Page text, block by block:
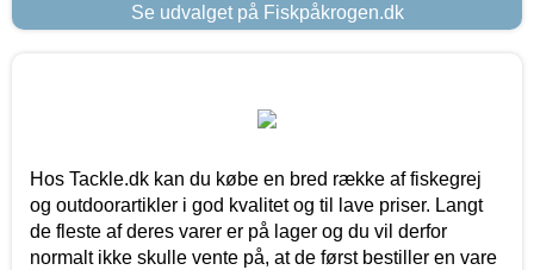
Se udvalget på Fiskpåkrogen.dk
Hos Tackle.dk kan du købe en bred række af fiskegrej
og outdoorartikler i god kvalitet og til lave priser. Langt
de fleste af deres varer er på lager og du vil derfor
normalt ikke skulle vente på, at de først bestiller en vare